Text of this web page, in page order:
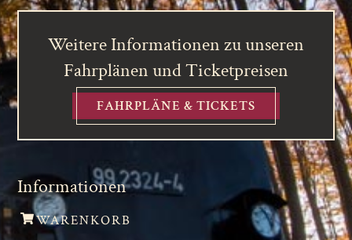
Weitere Informationen zu unseren
Fahrplänen und Ticketpreisen
FAHRPLÄNE & TICKETS
Informationen
WARENKORB